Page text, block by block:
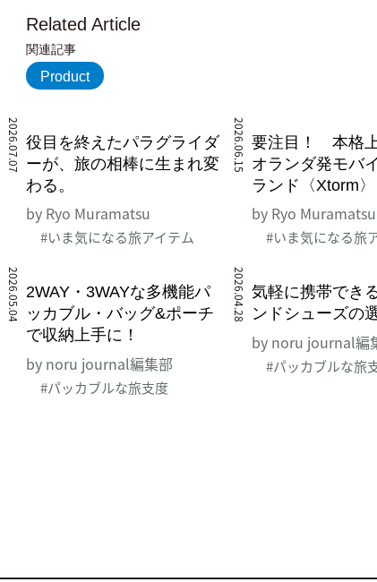
Related Article
関連記事
Product
2026.07.07 役目を終えたパラグライダ
ーが、旅の相棒に生まれ変
わる。
by Ryo Muramatsu
#いま気になる旅アイテム
2026.06.15 要注目！ 本格
オランダ発モバ
ランド〈Xtorm〉
by Ryo Muramatsu
#いま気になる旅
2026.05.04 2WAY・3WAYな多機能パ
ッカブル・バッグ&ポーチ
で収納上手に！
by noru journal編集部
#パッカブルな旅支度
2026.04.28 気軽に携帯でき
ンドシューズの
by noru journal編
#パッカブルな旅